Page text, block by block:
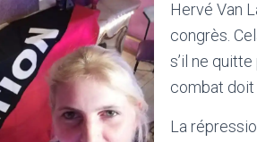
Hervé Van
congrès.
s’il ne
combat doit
La